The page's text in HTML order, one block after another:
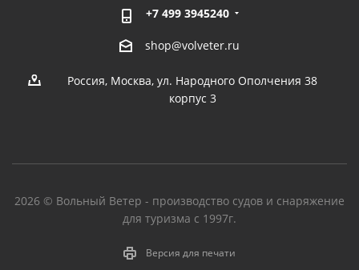
+7 499 3945240
shop@volveter.ru
Россия, Москва, ул. Народного Ополчения 38
корпус 3
2026 © Вольный Ветер - производство судов и снаряжение
для туризма с 1997г.
Версия для печати